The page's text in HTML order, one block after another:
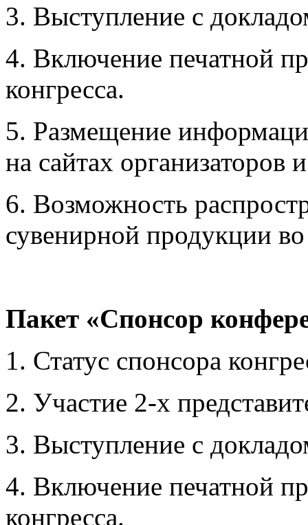
3. Выступление с
4. Включение печатной
конгресса.
5. Размещение
на сайтах
6. Возможность
сувенирной продукции
Пакет «Спонсор
1. Статус спонсора
2. Участие 2-х
3. Выступление с
4. Включение печатной
конгресса.